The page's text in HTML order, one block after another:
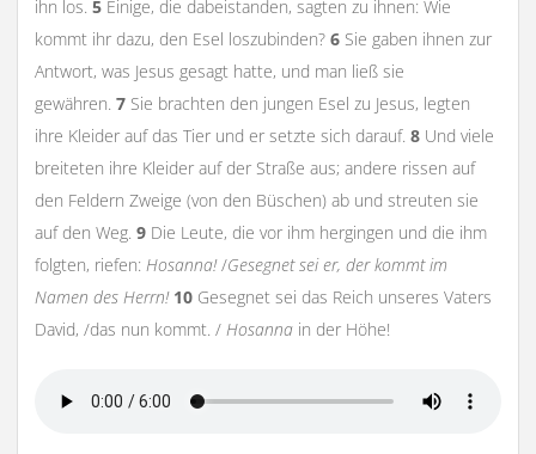
ihn los. 5Einige, die dabeistanden, sagten zu ihnen: Wie
kommt ihr dazu, den Esel loszubinden? 6Sie gaben ihnen zur
Antwort, was Jesus gesagt hatte, und man ließ sie
gewähren. 7Sie brachten den jungen Esel zu Jesus, legten
ihre Kleider auf das Tier und er setzte sich darauf. 8Und viele
breiteten ihre Kleider auf der Straße aus; andere rissen auf
den Feldern Zweige (von den Büschen) ab und streuten sie
auf den Weg. 9Die Leute, die vor ihm hergingen und die ihm
folgten, riefen: Hosanna!/Gesegnet sei er, der kommt im
Namen des Herrn! 10Gesegnet sei das Reich unseres Vaters
David, /das nun kommt. / Hosannain der Höhe!